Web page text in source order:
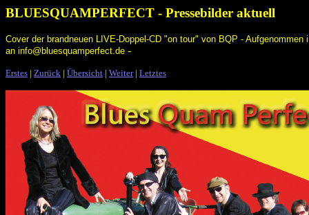
BLUESQUAMPERFECT - Pressebilder aktuell
Cover der brandneuen LIVE-Doppel-CD "on tour" von BQP -
an info@bluesquamperfect.de -
Erstes | Zurück | Übersicht | Weiter| Letztes